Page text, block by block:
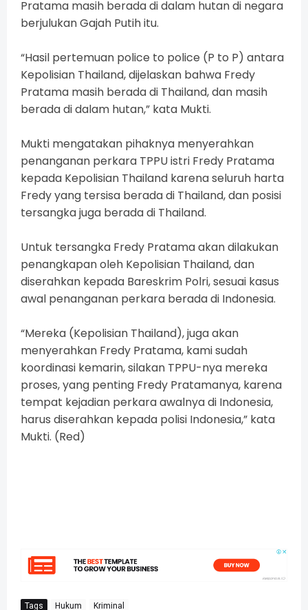
Pratama masih berada di dalam hutan di negara
berjulukan Gajah Putih itu.
“Hasil pertemuan police to police (P to P) antara
Kepolisian Thailand, dijelaskan bahwa Fredy
Pratama masih berada di Thailand, dan masih
berada di dalam hutan,” kata Mukti.
Mukti mengatakan pihaknya menyerahkan
penanganan perkara TPPU istri Fredy Pratama
kepada Kepolisian Thailand karena seluruh harta
Fredy yang tersisa berada di Thailand, dan posisi
tersangka juga berada di Thailand.
Untuk tersangka Fredy Pratama akan dilakukan
penangkapan oleh Kepolisian Thailand, dan
diserahkan kepada Bareskrim Polri, sesuai kasus
awal penanganan perkara berada di Indonesia.
“Mereka (Kepolisian Thailand), juga akan
menyerahkan Fredy Pratama, kami sudah
koordinasi kemarin, silakan TPPU-nya mereka
proses, yang penting Fredy Pratamanya, karena
tempat kejadian perkara awalnya di Indonesia,
harus diserahkan kepada polisi Indonesia,” kata
Mukti. (Red)
Tags Hukum Kriminal